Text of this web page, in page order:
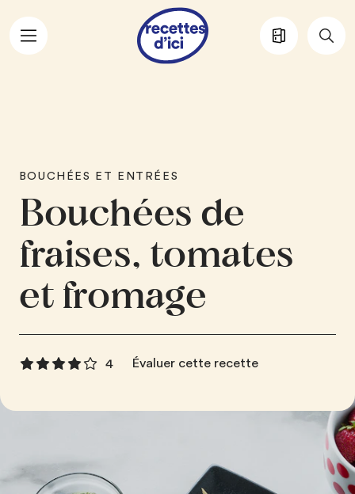
Aller au contenu principal
BOUCHÉES ET ENTRÉES
Bouchées de
fraises, tomates
et fromage
4 Évaluer cette recette